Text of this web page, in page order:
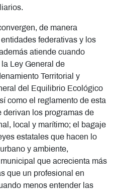
de manera
federativas y los
atiende cuando
Ley General de
Territorial y
del Equilibrio Ecológico
como el reglamento de esta
derivan los programas de
local y marítimo; el bagaje
estatales que hacen lo
y ambiente,
que acrecienta más
que un profesional en
menos entender las